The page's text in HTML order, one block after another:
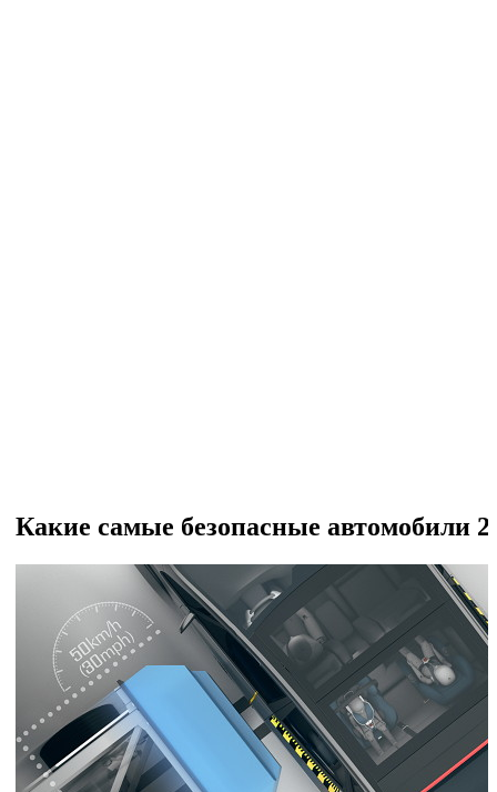
Какие самые безопасные автомобили